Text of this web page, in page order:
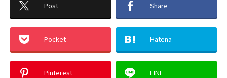
Post Share
Pocket Hatena
Pinterest LINE